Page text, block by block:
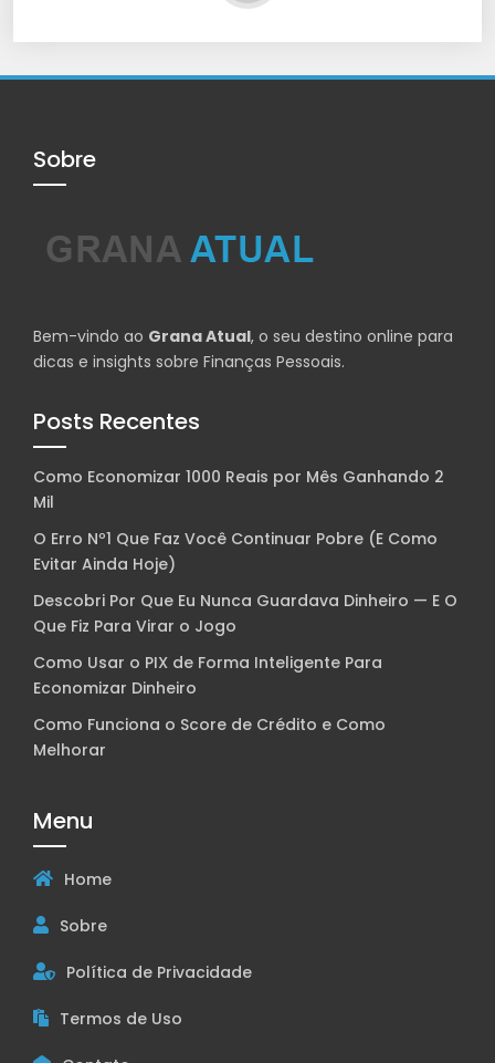
Sobre
Bem-vindo ao Grana Atual, o seu destino online para
dicas e insights sobre Finanças Pessoais.
Posts Recentes
Como Economizar 1000 Reais por Mês Ganhando 2
Mil
O Erro Nº1 Que Faz Você Continuar Pobre (E Como
Evitar Ainda Hoje)
Descobri Por Que Eu Nunca Guardava Dinheiro — E O
Que Fiz Para Virar o Jogo
Como Usar o PIX de Forma Inteligente Para
Economizar Dinheiro
Como Funciona o Score de Crédito e Como
Melhorar
Menu
Home
Sobre
Política de Privacidade
Termos de Uso